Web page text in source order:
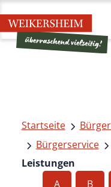
Startseite
Bürgerservice
Leistungen
A
B